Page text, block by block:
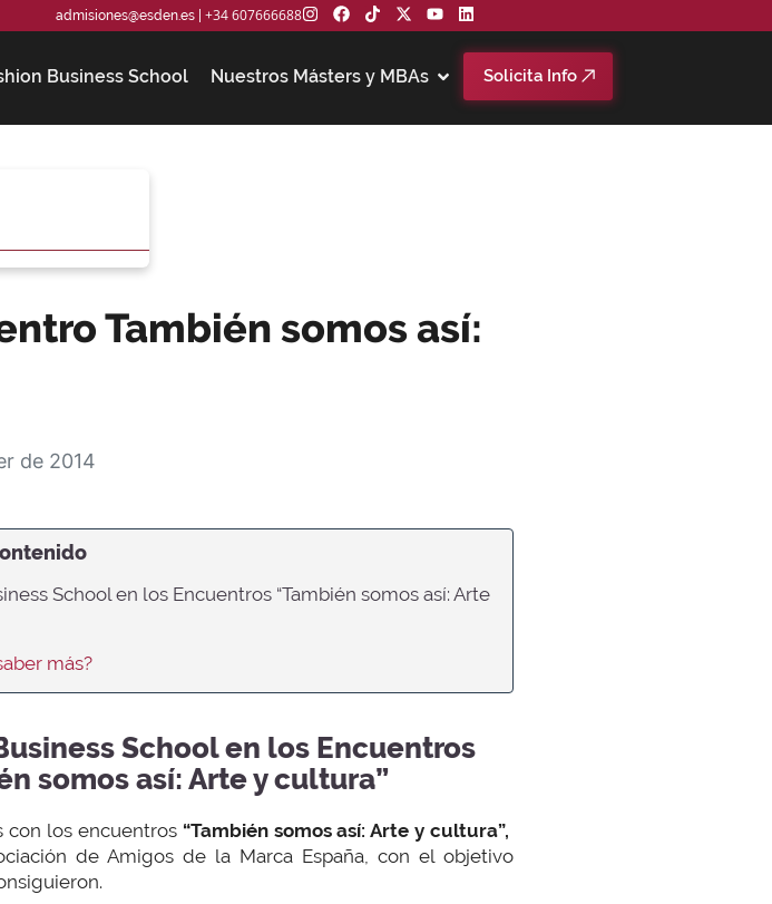
admisiones@esden.es| +34 607666688
Business School Nuestros Másters y MBAs Solicita Info
También somos así:
de 2014
School en los Encuentros “También somos así: Arte
más?
School en los Encuentros
somos así: Arte y cultura”
los encuentros “También somos así: Arte y cultura”,
de Amigos de la Marca España, con el objetivo